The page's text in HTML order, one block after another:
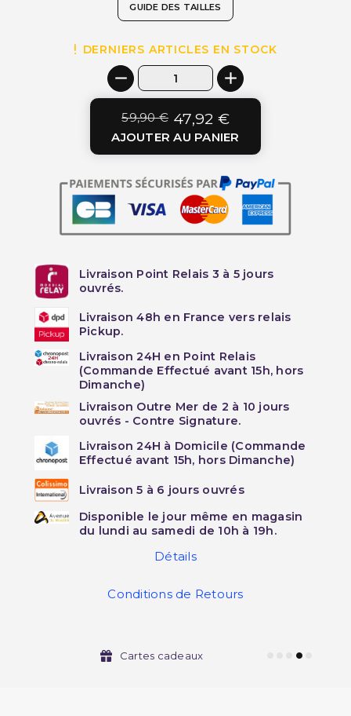
GUIDE DES TAILLES
DERNIERS ARTICLES EN STOCK
59,90 € 47,92 €
AJOUTER AU PANIER
Livraison Point Relais 3 à 5 jours
ouvrés.
Livraison 48h en France vers relais
Pickup.
Livraison 24H en Point Relais
(Commande Effectué avant 15h, hors
Dimanche)
Livraison Outre Mer de 2 à 10 jours
ouvrés - Contre Signature.
Livraison 24H à Domicile (Commande
Effectué avant 15h, hors Dimanche)
Livraison 5 à 6 jours ouvrés
Disponible le jour même en magasin
du lundi au samedi de 10h à 19h.
Détails
Conditions de Retours
Cartes cadeaux